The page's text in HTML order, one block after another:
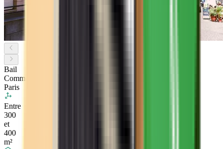
Bail
Commercial
Paris
Entre
300
et
400
m²